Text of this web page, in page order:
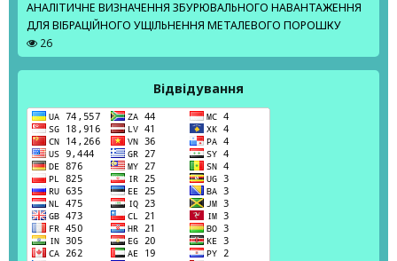
АНАЛІТИЧНЕ ВИЗНАЧЕННЯ ЗБУРЮВАЛЬНОГО НАВАНТАЖЕННЯ
ДЛЯ ВІБРАЦІЙНОГО УЩІЛЬНЕННЯ МЕТАЛЕВОГО ПОРОШКУ
26
Відвідування